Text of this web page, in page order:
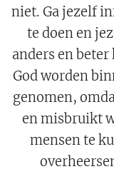
niet. Ga jezelf
te doen en
anders en beter
God worden
genomen,
en misbruikt
mensen te